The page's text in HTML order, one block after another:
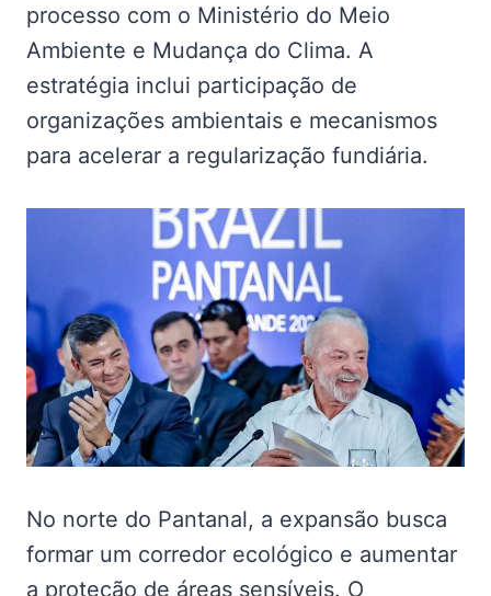
processo com o Ministério do Meio
Ambiente e Mudança do Clima. A
estratégia inclui participação de
organizações ambientais e mecanismos
para acelerar a regularização fundiária.
No norte do Pantanal, a expansão busca
formar um corredor ecológico e aumentar
a proteção de áreas sensíveis. O